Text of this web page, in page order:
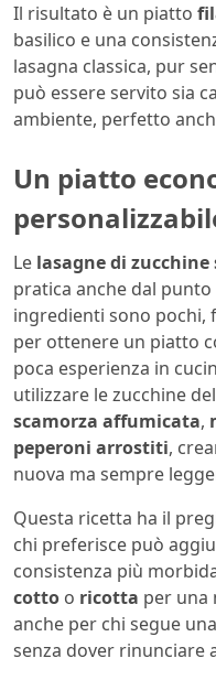
Il risultato è un piatto
basilico e una
lasagna classica, pur
può essere servito sia
ambiente, perfetto
Un piatto
Le lasagne di zucchine
pratica anche dal
ingredienti sono pochi,
per ottenere un piatto
poca esperienza in
utilizzare le zucchine
scamorza affumicata,
peperoni arrostiti,
nuova ma sempre
Questa ricetta ha il
chi preferisce può
consistenza più
cotto o ricotta per una
anche per chi segue
senza dover rinunciare